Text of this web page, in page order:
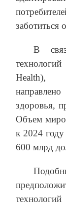
заботиться
В
Health),
здоровья,
Объем
к 2024 году
600 млрд